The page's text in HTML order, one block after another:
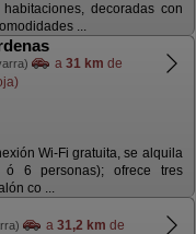
decoradas con
...
a 31 km de
Wi-Fi gratuita, se alquila
6 personas); ofrece tres
co ...
a 31,2 km de